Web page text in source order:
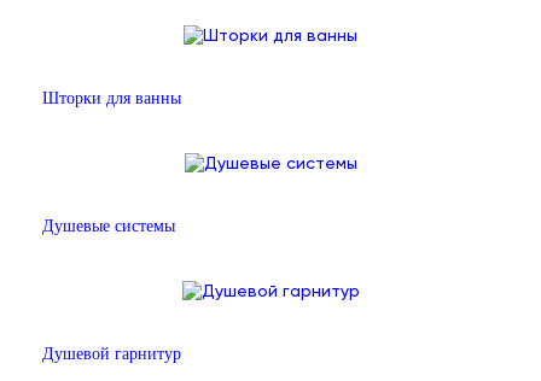
Шторки для ванны
Душевые системы
Душевой гарнитур